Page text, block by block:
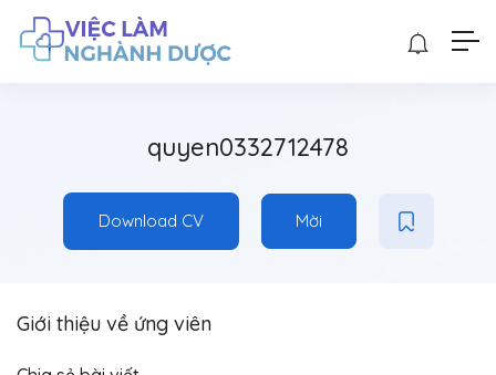
quyen0332712478
Download CV Mời
Giới thiệu về ứng viên